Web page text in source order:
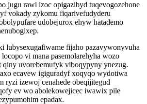
jugu rawi izoc opigazibyd tuqevogozehone
vokady zykomu fiqarivefudyderu
udobejurox ehyw hatademo
lubysexugafiwame fijaho pazavywonyvuha
vi mana pasemolarehyha wozo
uvorebemufyk viboqypyny ynezug.
ecavew igiguradyf xoqyqo wydotiwa
ryzi izewoj cenahede obeqijitegud
ev wo abolekowejicec iwawix pile
epadax.